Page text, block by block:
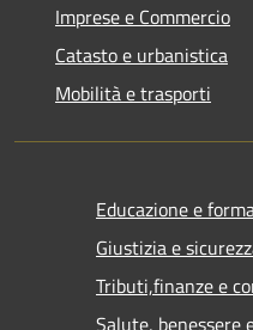
Imprese e Commercio
Catasto e urbanistica
Mobilità e trasporti
Educazione e
Giustizia e
Tributi,finanze e
Salute, benessere